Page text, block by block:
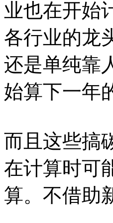
业也在开始
各行业的龙
还是单纯靠
始算下一年
而且这些搞
在计算时可
算。不借助